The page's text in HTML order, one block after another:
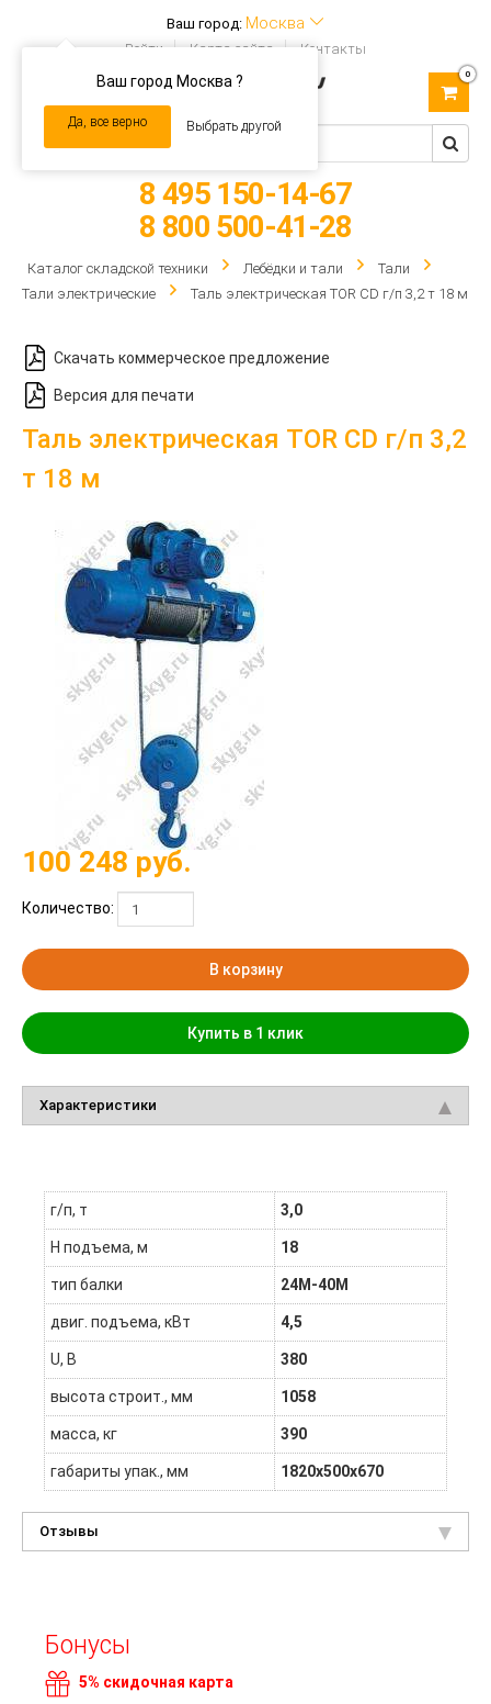
Ваш город: Москва
Ваш город Москва ?
Да, все верно Выбрать другой
Войти Карта сайта Контакты
navigation
0
8 495 150-14-67
8 800 500-41-28
Каталог складской техники Лебёдки и тали
Тали
Тали электрические
Таль электрическая TOR CD г/п 3,2 т 18 м
Скачать коммерческое предложение
Версия для печати
Таль электрическая TOR CD г/п 3,2
т 18 м
100 248руб.
Количество:
В корзину
Купить в 1 клик
Характеристики
г/п, т 3,0
H подъема, м 18
тип балки 24М-40М
двиг. подъема, кВт 4,5
U, В 380
высота строит., мм 1058
масса, кг 390
габариты упак., мм 1820х500х670
Отзывы
Бонусы
5% скидочная карта